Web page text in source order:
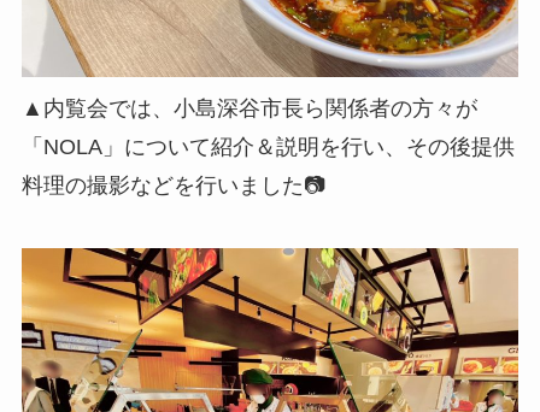
▲内覧会では、小島深谷市長ら関係者の方々が
「NOLA」について紹介＆説明を行い、その後提供
料理の撮影などを行いました📷